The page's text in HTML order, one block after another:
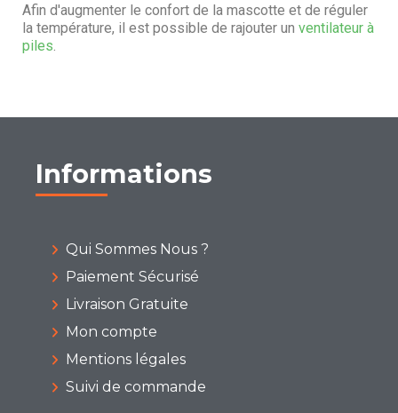
Afin d'augmenter le confort de la mascotte et de réguler
la température, il est possible de rajouter un ventilateur à
piles.
Informations
Qui Sommes Nous ?
Paiement Sécurisé
Livraison Gratuite
Mon compte
Mentions légales
Suivi de commande